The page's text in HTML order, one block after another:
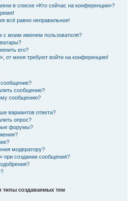
в списке «Кто сейчас на конференции»?
всё равно неправильное!
с моим именем пользователя?
его?
от меня требуют войти на конференцию!
сообщение?
сообщение?
сообщению?
вариантов ответа?
опрос?
форумы?
модератору?
при создании сообщения?
создаваемых тем